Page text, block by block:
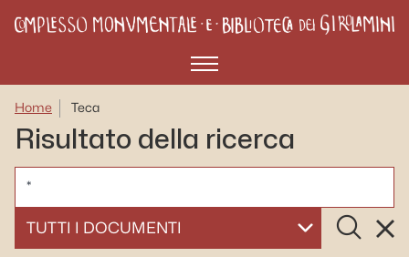
Menù
Home Teca
Risultato della ricerca
SELEZIONA UN DOCUMENTO
Cerca